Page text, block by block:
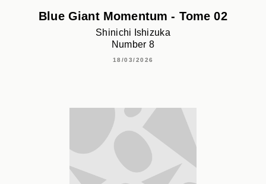
Blue Giant Momentum - Tome 02
Shinichi Ishizuka
Number 8
18/03/2026